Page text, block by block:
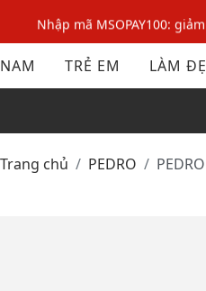
Nhập mã MSOPAY100:
Nhập mã: MSOXINCHAO -
Nhập mã MSOPAY100:
NAM TRẺ EM LÀM
Trang chủ PEDRO